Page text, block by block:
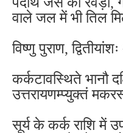
वाले जल में भी तिल
विष्णु पुराण,
कर्कटावस्थिते भानौ
उत्तरायणम्प्युक्तं
सूर्य के ‪‎कर्क‬ राशि में